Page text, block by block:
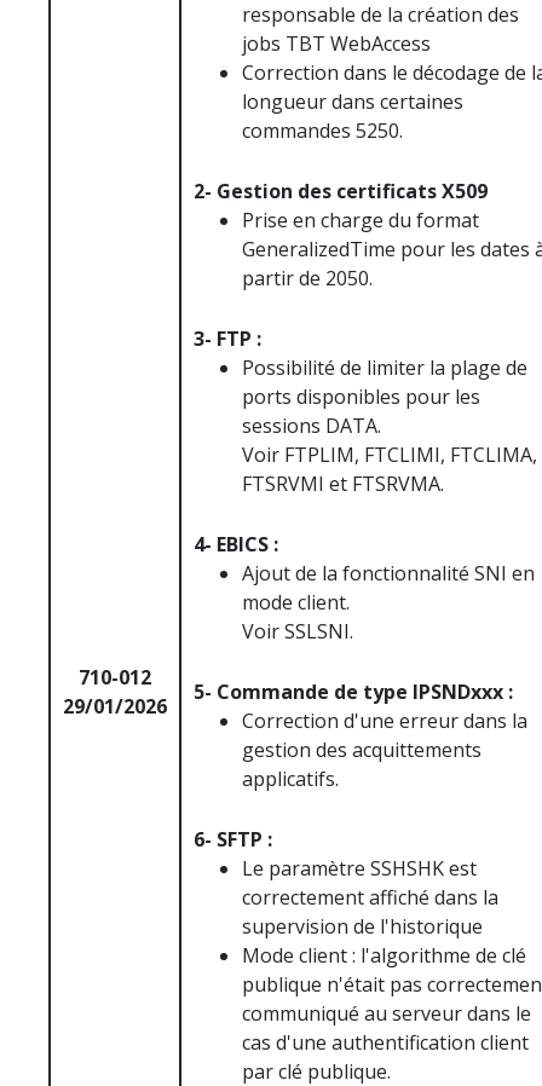
710-012
29/01/2026
responsable de la création des
jobs TBT WebAccess
Correction dans le décodage de
longueur dans certaines
commandes 5250.
2- Gestion des certificats X509
Prise en charge du format
GeneralizedTime pour les dates
partir de 2050.
3- FTP :
Possibilité de limiter la plage de
ports disponibles pour les
sessions DATA.
Voir FTPLIM, FTCLIMI, FTCLIMA,
FTSRVMI et FTSRVMA.
4- EBICS :
Ajout de la fonctionnalité SNI en
mode client.
Voir SSLSNI.
5- Commande de type IPSNDxxx :
Correction d'une erreur dans la
gestion des acquittements
applicatifs.
6- SFTP :
Le paramètre SSHSHK est
correctement affiché dans la
supervision de l'historique
Mode client : l'algorithme de clé
publique n'était pas
communiqué au serveur dans le
cas d'une authentification client
par clé publique.